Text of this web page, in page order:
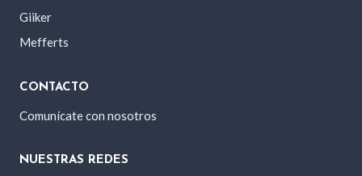
Giiker
Mefferts
CONTACTO
Comunícate con nosotros
NUESTRAS REDES